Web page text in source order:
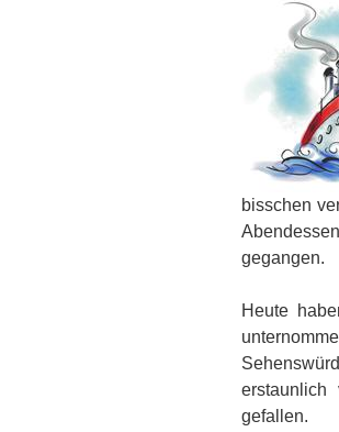
bisschen
gegangen.
Heute
gefallen.